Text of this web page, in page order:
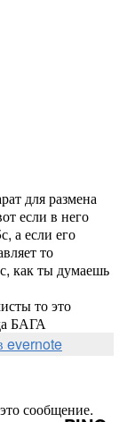
для размена
если в него
а если его
то
как ты думаешь
то это
БАГА
evernote
сообщение.